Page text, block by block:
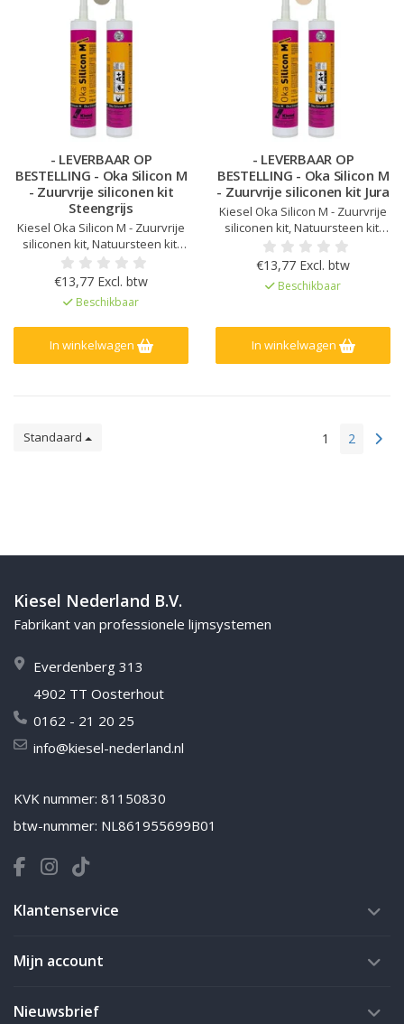
- LEVERBAAR OP
BESTELLING - Oka Silicon M
- Zuurvrije siliconen kit
Steengrijs
Kiesel Oka Silicon M - Zuurvrije
siliconen kit, Natuursteen kit,
Kleur afgestemd op Kiesel
Servoperl Royal, Geen
randvervuiling of vlekken op
natuursteen, Zeer lage emissie
EC1Plus gelicentieerd
€13,77 Excl. btw
Beschikbaar
In winkelwagen
- LEVERBAAR OP
BESTELLING - Oka Silicon M
- Zuurvrije siliconen kit Jura
Kiesel Oka Silicon M - Zuurvrije
siliconen kit, Natuursteen kit,
Kleur afgestemd op Kiesel
Servoperl Royal, Geen
randvervuiling of vlekken op
natuursteen, Zeer lage emissie
€13,77 Excl. btw
Beschikbaar
In winkelwagen
Standaard 1 2
Kiesel Nederland B.V.
Fabrikant van professionele lijmsystemen
Everdenberg 313
4902 TT Oosterhout
0162 - 21 20 25
info@kiesel-nederland.nl
KVK nummer: 81150830
btw-nummer: NL861955699B01
Klantenservice
Mijn account
Nieuwsbrief